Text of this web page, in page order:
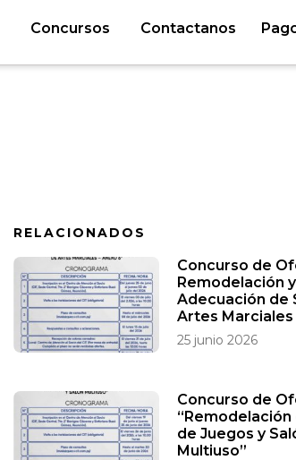
Concursos Contactanos
RELACIONADOS
Concurso de
Remodelación y
Adecuación de
Artes Marciales
25 junio 2026
Concurso de
“Remodelación
de Juegos y
Multiuso”